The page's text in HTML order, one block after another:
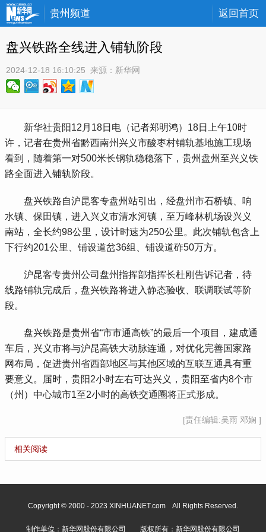
贵州频道 返回首页
盘兴铁路全线进入铺轨阶段
2024-12-18 16:10:25 来源： 新华网
新华社贵阳12月18日电（记者郑明鸿）18日上午10时
许，记者在贵州省黔西南州兴义市酸枣村铺轨基地施工现场
看到，随着第一对500米长钢轨稳稳落下，贵州盘州至兴义铁
路全面进入铺轨阶段。
盘兴铁路自沪昆客专盘州站引出，经盘州市石桥镇、响
水镇、保田镇，进入兴义市清水河镇，至万峰林机场设兴义
南站，全长约98公里，设计时速为250公里。此次铺轨包含上
下行约201公里、铺设道岔36组、铺设道砟50万方。
沪昆客专贵州公司盘州指挥部指挥长杜刚告诉记者，待
线路铺轨完成后，盘兴铁路将进入静态验收、联调联试等阶
段。
盘兴铁路是贵州省“市市通高铁”的最后一个项目，建成通
车后，兴义市将与沪昆高铁大动脉连通，对优化完善国家路
网布局，促进贵州省西部地区与其他区域的互联互通具有重
要意义。届时，贵阳2小时左右可达兴义，贵阳至省内8个市
（州）中心城市1至2小时的高铁交通圈将正式形成。
[责任编辑:吴雨 邓娴 ]
相关阅读
Copyright © 2000 - 2023 XINHUANET.com All Rights Reserved.
制作单位：新华网股份有限公司 版权所有：新华网股份有限公司